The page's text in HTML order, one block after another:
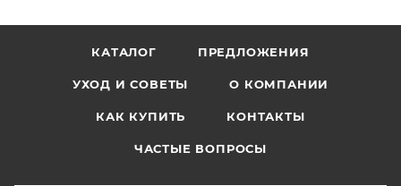
КАТАЛОГ ПРЕДЛОЖЕНИЯ
УХОД И СОВЕТЫ О КОМПАНИИ
КАК КУПИТЬ КОНТАКТЫ
ЧАСТЫЕ ВОПРОСЫ